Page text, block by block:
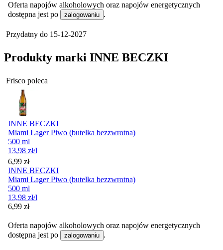
Oferta napojów alkoholowych oraz napojów energetycznych
dostępna jest po
zalogowaniu .
Przydatny do 15-12-2027
Produkty marki INNE BECZKI
Frisco poleca
INNE BECZKI
Miami Lager Piwo (butelka bezzwrotna)
500 ml
13,98 zł/l
Cena
6,99 zł
INNE BECZKI
Miami Lager Piwo (butelka bezzwrotna)
500 ml
13,98 zł/l
Cena
6,99 zł
Oferta napojów alkoholowych oraz napojów energetycznych
dostępna jest po
zalogowaniu .